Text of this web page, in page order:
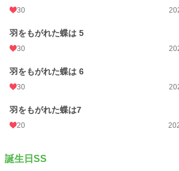
30
羽をもがれた蝶は 5
30
羽をもがれた蝶は 6
30
羽をもがれた蝶は7
20
誕生日SS